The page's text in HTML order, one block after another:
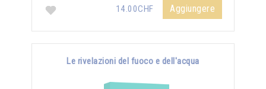
14.00CHF
Aggiungere
Le rivelazioni del fuoco e dell'acqua